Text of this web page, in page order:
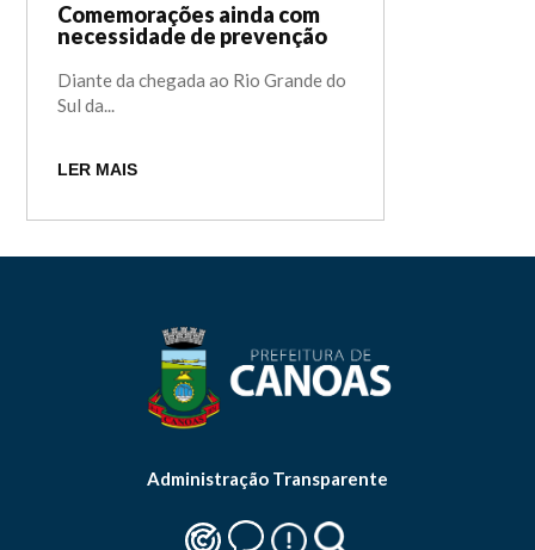
Comemorações ainda com
necessidade de prevenção
Diante da chegada ao Rio Grande do
Sul da...
LER MAIS
Administração Transparente